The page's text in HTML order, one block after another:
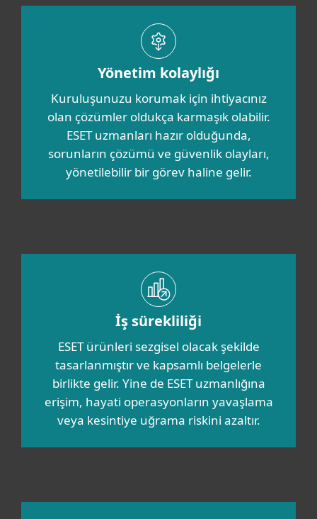
Yönetim kolaylığı
Kuruluşunuzu korumak için ihtiyacınız
olan çözümler oldukça karmaşık olabilir.
ESET uzmanları hazır olduğunda,
sorunların çözümü ve güvenlik olayları,
yönetilebilir bir görev haline gelir.
İş sürekliliği
ESET ürünleri sezgisel olacak şekilde
tasarlanmıştır ve kapsamlı belgelerle
birlikte gelir. Yine de ESET uzmanlığına
erişim, hayati operasyonların yavaşlama
veya kesintiye uğrama riskini azaltır.